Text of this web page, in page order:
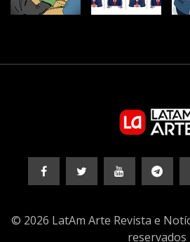
© 2026 LatAm Arte Revista e
reservados